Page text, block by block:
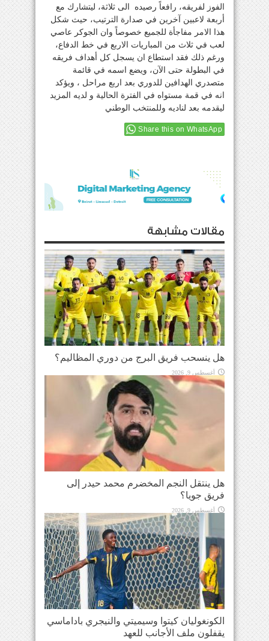
الفوز لفريقه، رافعاً رصيده الى ثلاثة، ليتشارك مع
أربعة لاعبين آخرين في صدارة الترتيب، حيث شكل
هذا الامر مفاجأة للجميع خصوصاً وان الجوكر عاصي
لعب في ثلاث من المباريات الاربع في خط الدفاع،
ورغم ذلك فقد استطاع ان يسجل كل أهداف فريقه
في البطولة حتى الآن، ويضع اسمه في قائمة
متصدري الهدافين للدوري بعد اربع مراحل ، ويؤكد
انه في قمة مستواه في الفترة الحالية و لديه المزيد
ليقدمه بعد لناديه وللمنتخب الوطني
Share this on WhatsApp
مقالات مشابهة
هل ينسحب فريق البرج من دوري المظاليم؟
أغسطس 9, 2026
هل ينتقل النجم المخضرم محمد حيدر إلى
فريق جويا؟
أغسطس 9, 2026
الكونغوليان كيتوا وسيميتي والنيجري باداماسي
يقفلون ملف الأجانب للعهد